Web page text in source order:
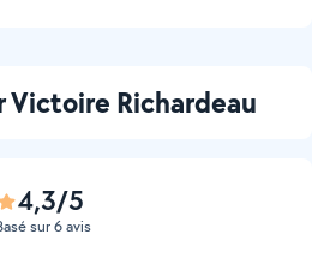
Victoire Richardeau
4,3/5
sur 6 avis